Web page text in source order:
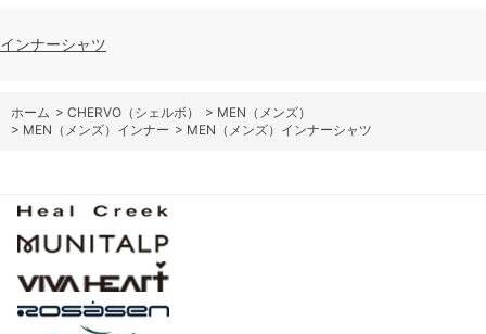
インナーシャツ
ホーム > CHERVO（シェルボ） > MEN（メンズ）
> MEN（メンズ）インナー > MEN（メンズ）インナーシャツ